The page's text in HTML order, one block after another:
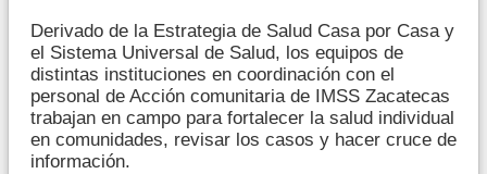
Derivado de la Estrategia de Salud Casa por Casa y
el Sistema Universal de Salud, los equipos de
distintas instituciones en coordinación con el
personal de Acción comunitaria de IMSS Zacatecas
trabajan en campo para fortalecer la salud individual
en comunidades, revisar los casos y hacer cruce de
información.